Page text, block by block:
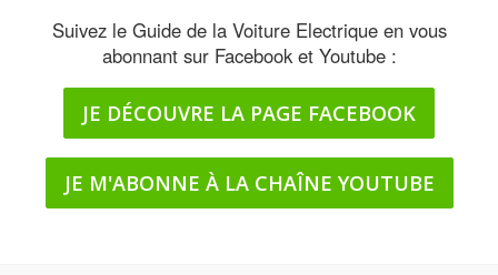
Suivez le Guide de la Voiture Electrique en vous
abonnant sur Facebook et Youtube :
JE DÉCOUVRE LA PAGE FACEBOOK
JE M'ABONNE À LA CHAÎNE YOUTUBE